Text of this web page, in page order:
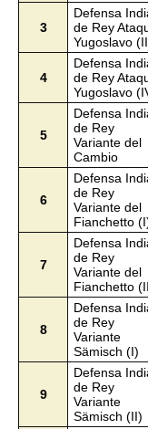
3
Defensa
de Rey
Yugoslavo
4
Defensa
de Rey
Yugoslavo
5
Defensa
de Rey
Variante del
Cambio
6
Defensa
de Rey
Variante del
Fianchetto
7
Defensa
de Rey
Variante del
Fianchetto
8
Defensa
de Rey
Variante
Sämisch (I)
9
Defensa
de Rey
Variante
Sämisch (II)